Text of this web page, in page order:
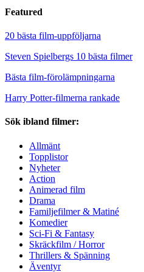
Featured
20 bästa film-uppföljarna
Steven Spielbergs 10 bästa filmer
Bästa film-förolämpningarna
Harry Potter-filmerna rankade
Sök ibland filmer:
Allmänt
Topplistor
Nyheter
Action
Animerad film
Drama
Familjefilmer & Matiné
Komedier
Sci-Fi & Fantasy
Skräckfilm / Horror
Thrillers & Spänning
Äventyr